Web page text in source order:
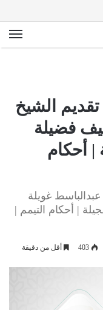
تقديم الشيخ
فضيلة
| أحكام
عبدالباسط غويلة
| أحكام التيمم |
403 أقل من دقيقة